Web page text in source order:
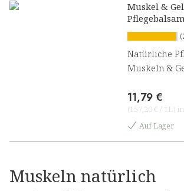
Muskel &
Natürliche
Muskeln &
11,79 €
(157,20 € / 1L)
Auf Lager
Muskeln natürlich